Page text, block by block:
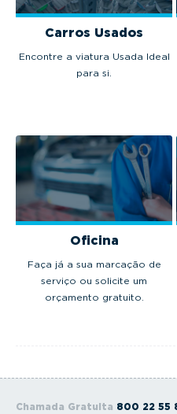
Carros Usados
Encontre a viatura Usada Ideal
para si.
Oficina
Faça já a sua marcação de
serviço ou solicite um
orçamento gratuito.
Chamada Gratuita 800 22 55